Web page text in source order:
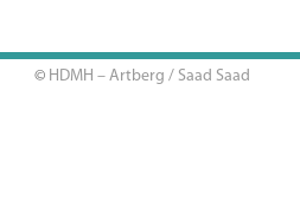
© HDMH – Artberg / Saad Saad